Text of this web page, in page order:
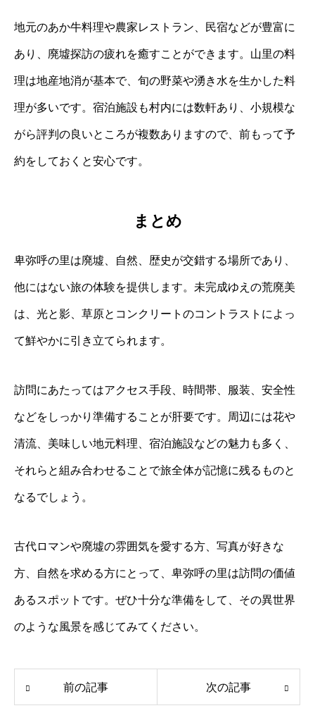
地元のあか牛料理や農家レストラン、民宿などが豊富に
あり、廃墟探訪の疲れを癒すことができます。山里の料
理は地産地消が基本で、旬の野菜や湧き水を生かした料
理が多いです。宿泊施設も村内には数軒あり、小規模な
がら評判の良いところが複数ありますので、前もって予
約をしておくと安心です。
まとめ
卑弥呼の里は廃墟、自然、歴史が交錯する場所であり、
他にはない旅の体験を提供します。未完成ゆえの荒廃美
は、光と影、草原とコンクリートのコントラストによっ
て鮮やかに引き立てられます。
訪問にあたってはアクセス手段、時間帯、服装、安全性
などをしっかり準備することが肝要です。周辺には花や
清流、美味しい地元料理、宿泊施設などの魅力も多く、
それらと組み合わせることで旅全体が記憶に残るものと
なるでしょう。
古代ロマンや廃墟の雰囲気を愛する方、写真が好きな
方、自然を求める方にとって、卑弥呼の里は訪問の価値
あるスポットです。ぜひ十分な準備をして、その異世界
のような風景を感じてみてください。
前の記事 次の記事